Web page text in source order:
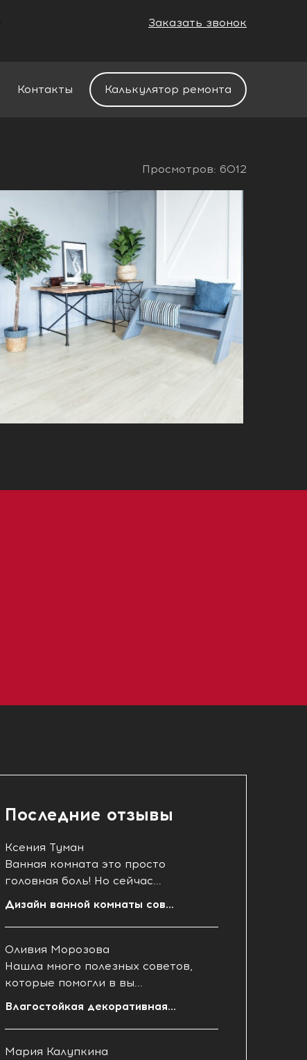
Заказать звонок
Контакты
Калькулятор ремонта
Просмотров: 6012
Последние отзывы
Ксения Туман
Ванная комната это просто
головная боль! Но сейчас...
Дизайн ванной комнаты сов...
Оливия Морозова
Нашла много полезных советов,
которые помогли в вы...
Влагостойкая декоративная...
Мария Калупкина